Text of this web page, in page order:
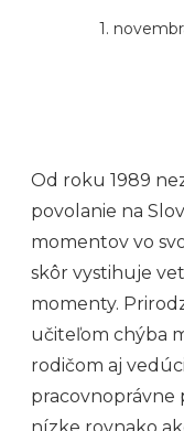
1.
Od roku 1989
povolanie na
momentov vo
skôr vystihuje
momenty.
učiteľom chýba
rodičom aj
pracovnoprávne
nízke rovnako